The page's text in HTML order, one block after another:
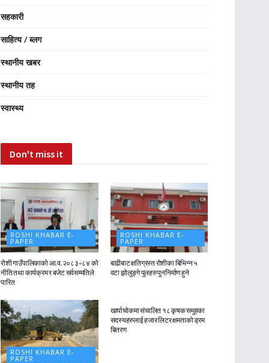
सहकारी
साहित्य / ब्लग
स्थानीय खबर
स्थानीय तह
स्वास्थ्य
Don't miss it
ROSHI KHABAR E-
PAPER
रोशी गाउँपालिकाको आ.व.२०८३÷८४ को
नीति तथा कार्यक्रम र बजेट सर्वसम्मतिले
पारित
ROSHI KHABAR E-
PAPER
बाढीबाट क्षतिग्रस्त रोशीका बिभिन्न ५
वटा झोलुङ्गे पुलहरु पुननिर्माण हुने
ROSHI KHABAR E-
PAPER
खार्पाचोकमा संचालित १८ कृषक समुहका
सदस्यहरुलाई हजार लिटर क्षमताको ड्रम
बितरण